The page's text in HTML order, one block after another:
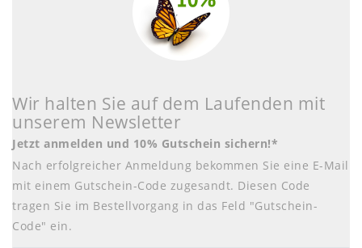
Wir halten Sie auf dem Laufenden mit
unserem Newsletter
Jetzt anmelden und 10% Gutschein sichern!*
Nach erfolgreicher Anmeldung bekommen Sie eine E-Mail
mit einem Gutschein-Code zugesandt. Diesen Code
tragen Sie im Bestellvorgang in das Feld "Gutschein-
Code" ein.